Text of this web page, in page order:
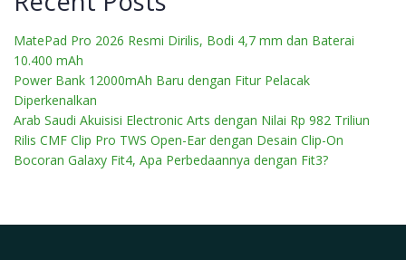
MatePad Pro 2026 Resmi Dirilis, Bodi 4,7 mm dan Baterai
10.400 mAh
Power Bank 12000mAh Baru dengan Fitur Pelacak
Diperkenalkan
Arab Saudi Akuisisi Electronic Arts dengan Nilai Rp 982 Triliun
Rilis CMF Clip Pro TWS Open-Ear dengan Desain Clip-On
Bocoran Galaxy Fit4, Apa Perbedaannya dengan Fit3?